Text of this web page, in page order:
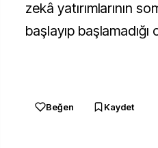
zekâ yatırımlarının
başlayıp başlamadığı
Beğen Kaydet